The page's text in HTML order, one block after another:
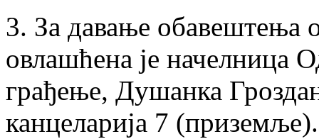
3. За давање обавештења
овлашћена је начелница
грађење, Душанка
канцеларија 7 (приземље).